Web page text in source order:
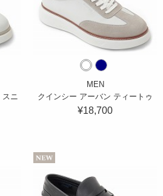
ニ
MEN
クインシー アーバン ティートゥ
¥18,700